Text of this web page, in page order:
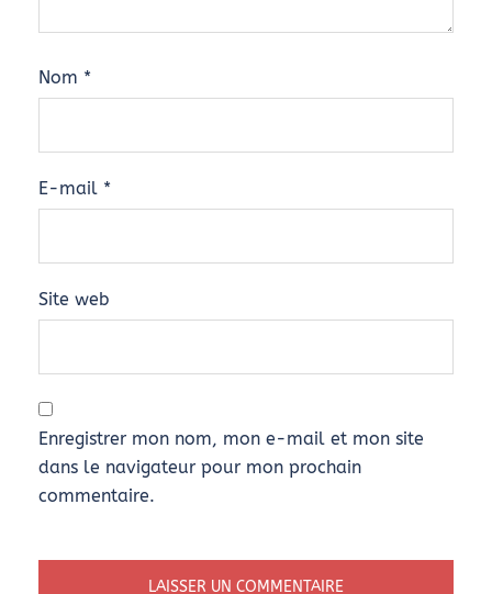
Nom *
E-mail *
Site web
Enregistrer mon nom, mon e-mail et mon site
dans le navigateur pour mon prochain
commentaire.